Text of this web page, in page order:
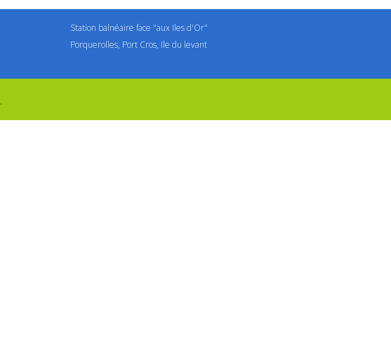
Station balnéaire face "aux Iles d'Or"
Porquerolles, Port Cros, Ile du levant
.